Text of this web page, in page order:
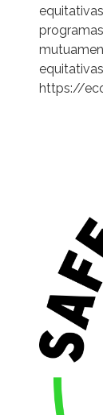
https://